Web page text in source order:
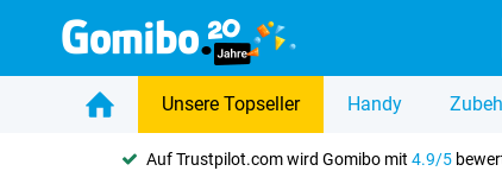
Unsere Topseller Handy
Auf Trustpilot.com wird Gomibo mit4.9/5